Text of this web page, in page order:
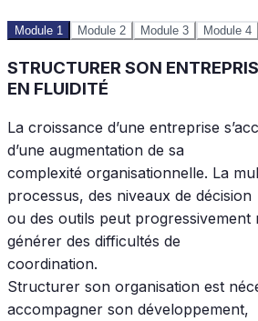
Module 1 Module 2 Module 3 Module 4
STRUCTURER SON
EN FLUIDITÉ
La croissance d’une entreprise
d’une augmentation de sa
complexité organisationnelle. La
processus, des niveaux de décision
ou des outils peut progressivement
générer des difficultés de
coordination.
Structurer son organisation est
accompagner son développement,